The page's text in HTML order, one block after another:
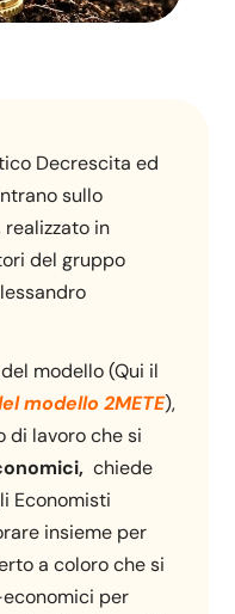
Decrescita ed
sullo
realizzato in
del gruppo
modello (Qui il
modello 2METE),
di lavoro che si
chiede
Economisti
insieme per
a coloro che si
per